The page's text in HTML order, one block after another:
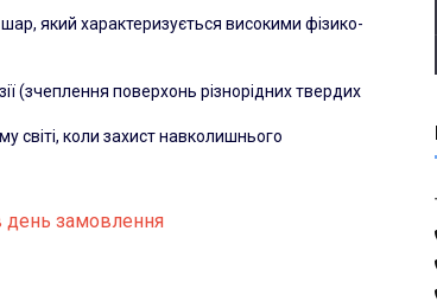
який характеризується високими фізико-
(зчеплення поверхонь різнорідних твердих
світі, коли захист навколишнього
день замовлення